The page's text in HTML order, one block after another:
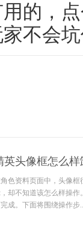
的，
不会
英头像框怎么样
色资料页面中，头像
却不知道该怎么样操
成。下面将围绕操作步